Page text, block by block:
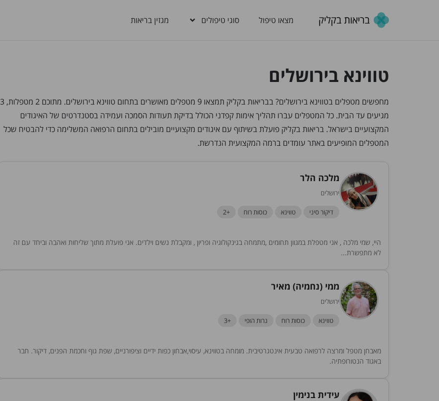
מצאו טיפול סוגי טיפולים מגזין בריאות
טווינא בירושלים
מחפשים מטפלים בטווינא בירושלים? בבריאות בקליק תמצאו 9 מטפלים מאושרים בתחום טווינא בירושלים. מתוכם 2 מטפלות, 3
מגיעים עד הבית. כל המטפלים עברו תהליך אימות קפדני הכולל בדיקת תעודות הסמכה ועמידה בסטנדרטים של האיגודים
המקצועיים בישראל. בריאות בקליק פועלת בשיתוף עם איגודים מקצועיים מובילים בתחום הרפואה המשלימה כדי להבטיח שכל
המטפלים המופיעים באתר עומדים ברמה המקצועית הנדרשת.
מלכה הלר
ירושלים
דיקור סיני טווינא כוסות רוח +2
היי, שמי מלכה , אני מטפלת במגוון תחומים ,מתמחה בגינקולוגיה ופריון , ומקבלת נשים וילדים. אני פועלת מתוך שליחות ואהבה וביחד עם זה
לא מתפשרת...
ממי (נחמיה) מאיר
ירושלים
טווינא כוסות רוח נרות הופי +3
מאבחן מטפל ומרצה לרפואה טבעית אינטגרטיבית. מומחה בטווינא, עיסוי,אבחון כפות ידיים וציפורניים, שפת גוף וחכמת הפנים, דיקור. חבר
באגוד הנטורופתיה.
עידית בנימין